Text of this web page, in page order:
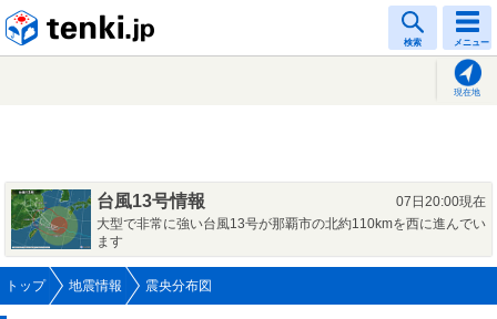
検索 メニュー
現在地
台風13号情報
07日20:00現在
大型で非常に強い台風13号が那覇市の北約110kmを西に進んでい
ます
トップ 地震情報 震央分布図